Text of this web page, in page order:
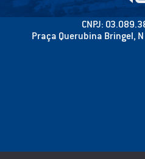
CNPJ:
Praça Querubina Bringel,